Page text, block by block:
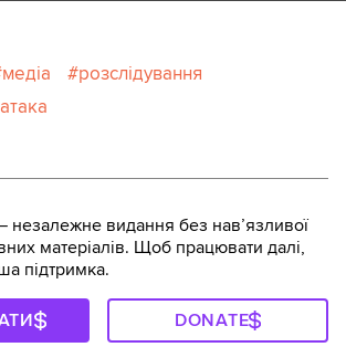
медіа
розслідування
незалежне видання без навʼязливої
матеріалів. Щоб працювати далі,
підтримка.
DONATE